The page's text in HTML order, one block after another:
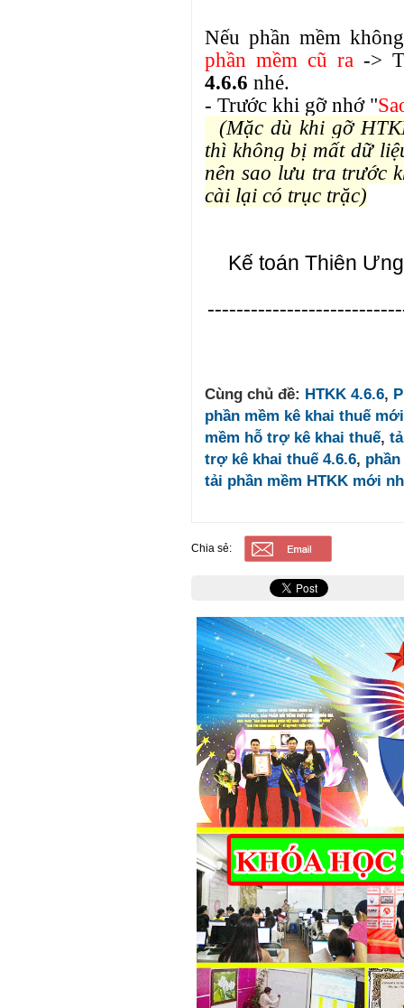
Nếu phần mềm
phần mềm cũ ra ->
4.6.6 nhé.
- Trước khi gỡ nhớ "
(Mặc dù khi gỡ
thì không bị mất dữ
nên sao lưu tra trước
cài lại có trục trặc)
Kế toán Thiên
Cùng chủ đề: HTKK 4.6.6,
phần mềm kê khai thuế
mềm hỗ trợ kê khai thuế,
trợ kê khai thuế 4.6.6,
tải phần mềm HTKK mới
Chia sẻ: